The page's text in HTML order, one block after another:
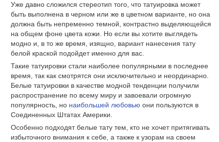
Уже давно сложился стереотип того, что татуировка может
быть выполнена в черном или же в цветном варианте, но она
должна быть непременно темной, контрастно выделяющейся
на общем фоне цвета кожи. Но если вы хотите выглядеть
модно и, в то же время, изящно, вариант нанесения тату
белой краской подойдет именно для вас.
Такие татуировки стали наиболее популярными в последнее
время, так как смотрятся они исключительно и неординарно.
Белые татуировки в качестве модной тенденции получили
распространение по всему миру и завоевали огромную
популярность, но наибольшей любовью они пользуются в
Соединенных Штатах Америки.
Особенно подходят белые тату тем, кто не хочет притягивать
избыточного внимания к себе, а также к узорам на своем